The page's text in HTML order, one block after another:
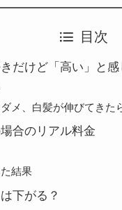
目次
だけど「高い」と
メ、白髪が伸びてきた
合のリアル料金
結果
下がる？